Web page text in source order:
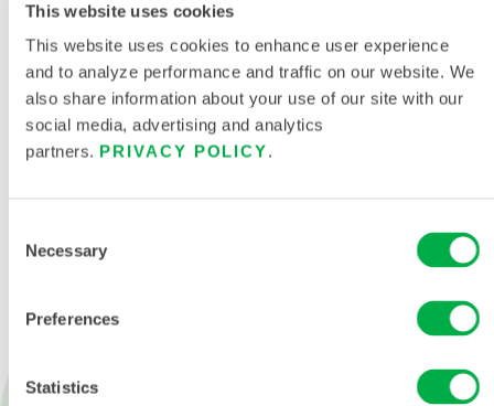
This website uses cookies
This website uses cookies to enhance user experience
and to analyze performance and traffic on our website. We
also share information about your use of our site with our
social media, advertising and analytics
partners. PRIVACY POLICY.
Selection
Necessary
Preferences
Statistics
产品